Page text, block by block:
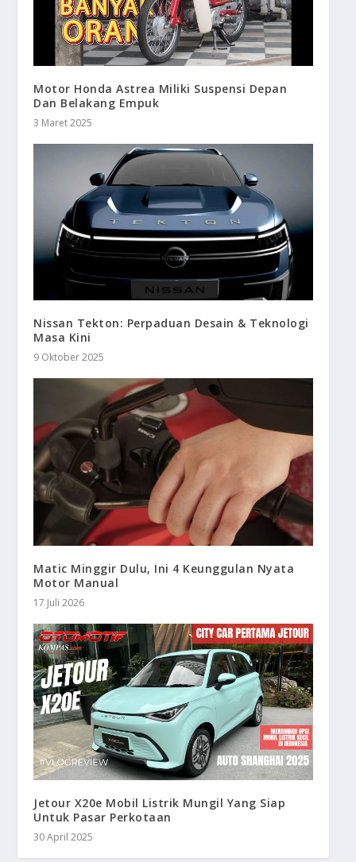
Motor Honda Astrea Miliki Suspensi Depan
Dan Belakang Empuk
3 Maret 2025
Nissan Tekton: Perpaduan Desain & Teknologi
Masa Kini
9 Oktober 2025
Matic Minggir Dulu, Ini 4 Keunggulan Nyata
Motor Manual
17 Juli 2026
Jetour X20e Mobil Listrik Mungil Yang Siap
Untuk Pasar Perkotaan
30 April 2025